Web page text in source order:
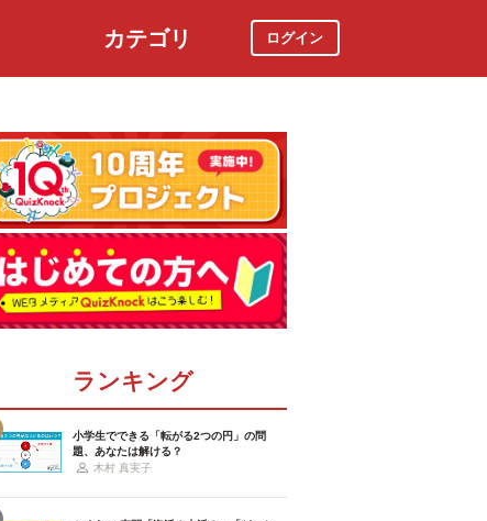
カテゴリ ログイン
ランキング
小学生でできる「転がる2つの円」の問
題、あなたは解ける？
木村 真実子